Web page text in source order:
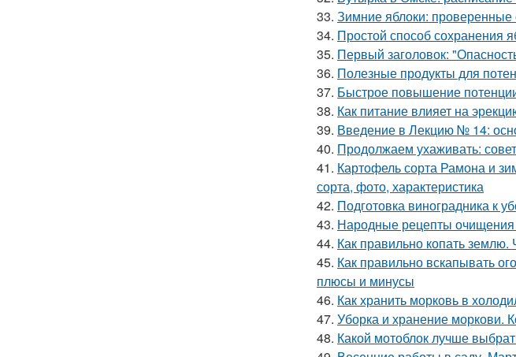
33. Зимние яблоки:
34. Простой способ сохранения
35. Первый заголовок:
36. Полезные продукты для
37. Быстрое повышение
38. Как питание влияет на
39. Введение в Лекцию № 14:
40. Продолжаем ухаживать:
41. Картофель сорта Рамона и
сорта, фото, характеристика
42. Подготовка виноградника к
43. Народные рецепты
44. Как правильно копать землю.
45. Как правильно вскапывать
плюсы и минусы
46. Как хранить морковь в
47. Уборка и хранение моркови.
48. Какой мотоблок лучше